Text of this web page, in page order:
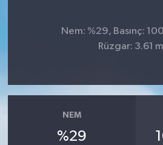
Nem: %29, Basınç:
Rüzgar: 3.61
NEM
%29